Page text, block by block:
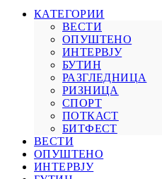
КАТЕГОРИИ
ВЕСТИ
ОПУШТЕНО
ИНТЕРВЈУ
БУТИН
РАЗГЛЕДНИЦА
РИЗНИЦА
СПОРТ
ПОТКАСТ
БИТФЕСТ
ВЕСТИ
ОПУШТЕНО
ИНТЕРВЈУ